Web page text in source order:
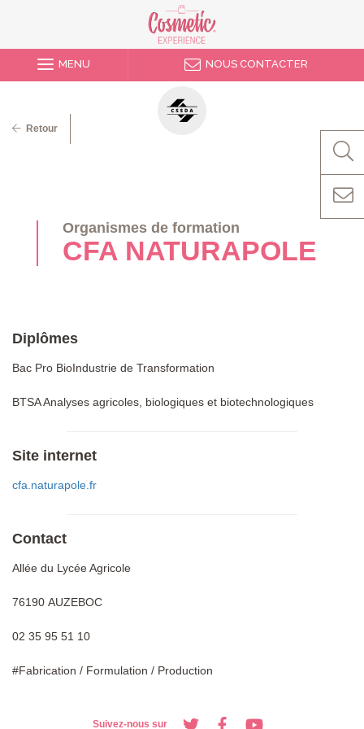
MENU NOUS CONTACTER
Organismes de formation
CFA NATURAPOLE
Diplômes
Bac Pro BioIndustrie de Transformation
BTSA Analyses agricoles, biologiques et biotechnologiques
Site internet
cfa.naturapole.fr
Contact
Allée du Lycée Agricole
76190 AUZEBOC
02 35 95 51 10
#Fabrication / Formulation / Production
Retour
Suivez-nous sur